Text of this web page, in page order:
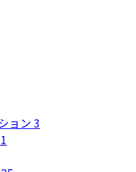
ョン 3
1